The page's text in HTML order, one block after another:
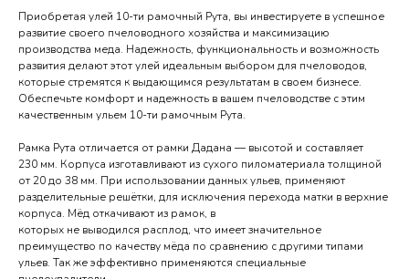
Приобретая улей 10-ти рамочный Рута, вы инвестируете в успешное
развитие своего пчеловодного хозяйства и максимизацию
производства меда. Надежность, функциональность и возможность
развития делают этот улей идеальным выбором для пчеловодов,
которые стремятся к выдающимся результатам в своем бизнесе.
Обеспечьте комфорт и надежность в вашем пчеловодстве с этим
качественным ульем 10-ти рамочным Рута.
Рамка Рута отличается от рамки Дадана — высотой и составляет
230 мм. Корпуса изготавливают из сухого пиломатериала толщиной
от 20 до 38 мм. При использовании данных ульев, применяют
разделительные решётки, для исключения перехода матки в верхние
корпуса. Мёд откачивают из рамок, в
которых не выводился расплод, что имеет значительное
преимущество по качеству мёда по сравнению с другими типами
ульев. Так же эффективно применяются специальные